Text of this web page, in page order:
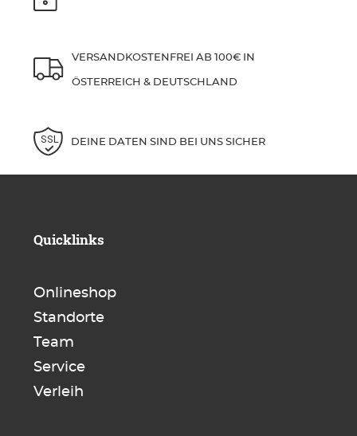
VERSANDKOSTENFREI AB 100€ IN
ÖSTERREICH & DEUTSCHLAND
DEINE DATEN SIND BEI UNS SICHER
Quicklinks
Onlineshop
Standorte
Team
Service
Verleih